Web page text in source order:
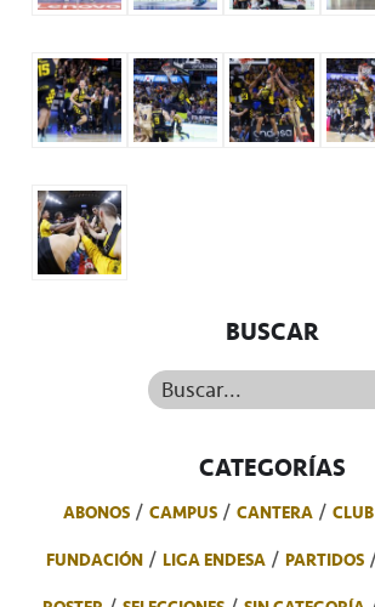
BUSCAR
Buscar...
CATEGORÍAS
ABONOS CAMPUS CANTERA CLUB
FUNDACIÓN
LIGA ENDESA PARTIDOS